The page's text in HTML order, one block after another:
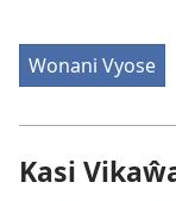
Wonani Vyose
Kasi